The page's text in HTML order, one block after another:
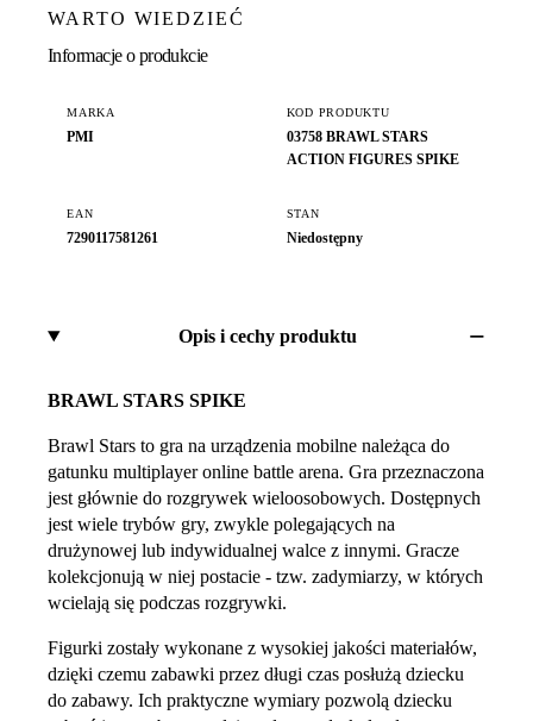
WARTO WIEDZIEĆ
Informacje o produkcie
MARKA
PMI
KOD PRODUKTU
03758 BRAWL STARS
ACTION FIGURES SPIKE
EAN
7290117581261
STAN
Niedostępny
Opis i cechy produktu
BRAWL STARS SPIKE
Brawl Stars to gra na urządzenia mobilne należąca do
gatunku multiplayer online battle arena. Gra przeznaczona
jest głównie do rozgrywek wieloosobowych. Dostępnych
jest wiele trybów gry, zwykle polegających na
drużynowej lub indywidualnej walce z innymi. Gracze
kolekcjonują w niej postacie - tzw. zadymiarzy, w których
wcielają się podczas rozgrywki.
Figurki zostały wykonane z wysokiej jakości materiałów,
dzięki czemu zabawki przez długi czas posłużą dziecku
do zabawy. Ich praktyczne wymiary pozwolą dziecku